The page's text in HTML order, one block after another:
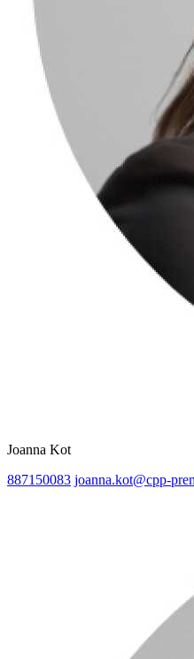
Joanna Kot
887150083 joanna.kot@cpp-